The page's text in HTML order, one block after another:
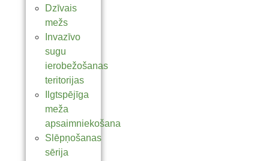
Dzīvais
mežs
Invazīvo
sugu
ierobežošanas
teritorijas
Ilgtspējīga
meža
apsaimniekošana
Slēpņošanas
sērija